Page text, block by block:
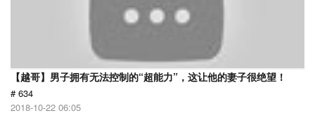
【越哥】男子拥有无法控制的“超能力”，这让他的妻子很绝望！
# 634
2018-10-22 06:05